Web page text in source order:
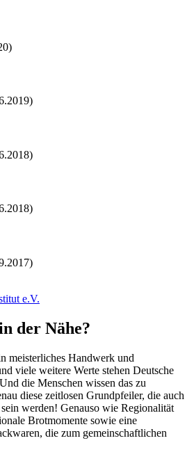
e.V.
der Nähe?
meisterliches Handwerk und
viele weitere Werte stehen Deutsche
die Menschen wissen das zu
diese zeitlosen Grundpfeiler, die auch
werden! Genauso wie Regionalität
Brotmomente sowie eine
die zum gemeinschaftlichen